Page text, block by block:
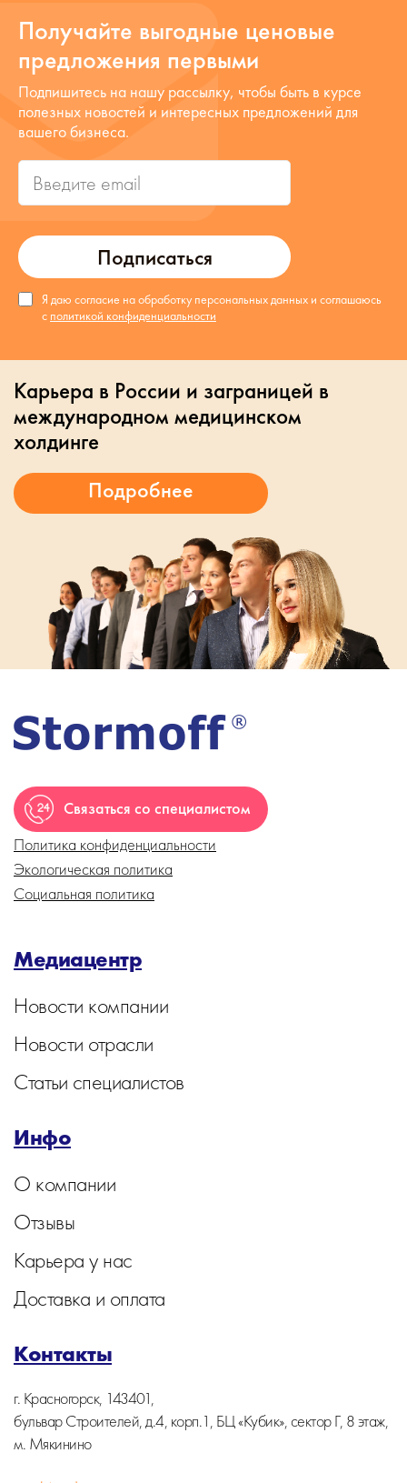
Получайте выгодные ценовые
предложения первыми
Подписаться
Подпишитесь на нашу рассылку, чтобы быть в курсе
полезных новостей и интересных предложений для
вашего бизнеса.
Я даю согласие на обработку персональных данных и соглашаюсь
с политикой конфиденциальности
Карьера в России и заграницей в
международном медицинском
холдинге
Связаться со специалистом
Политика конфиденциальности
Экологическая политика
Социальная политика
Медиацентр
Новости компании
Новости отрасли
Статьи специалистов
Инфо
О компании
Отзывы
Карьера у нас
Доставка и оплата
Контакты
г. Красногорск, 143401,
бульвар Строителей, д.4, корп.1, БЦ «Кубик», сектор Г, 8 этаж,
м. Мякинино